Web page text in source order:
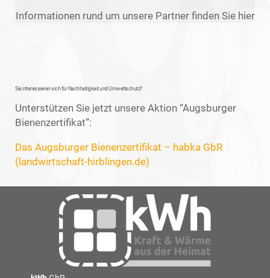
Informationen rund um unsere Partner finden Sie hier
Sie interessieren sich für Nachhaltigkeit und Umweltschutz?
Unterstützen Sie jetzt unsere Aktion “Augsburger
Bienenzertifikat”:
Das Augsburger Bienenzertifikat – habka GbR
(landwirtschaft-hirblingen.de)